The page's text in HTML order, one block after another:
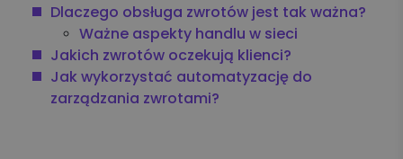
Dlaczego obsługa zwrotów jest tak ważna?
Ważne aspekty handlu w sieci
Jakich zwrotów oczekują klienci?
Jak wykorzystać automatyzację do
zarządzania zwrotami?